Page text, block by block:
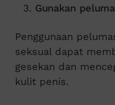
Gunakan
Penggunaan
seksual dapat
gesekan dan
kulit penis.